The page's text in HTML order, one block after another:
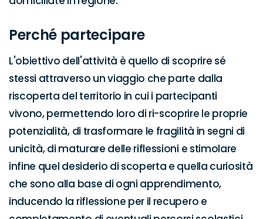
Perché partecipare
L'obiettivo dell'attività è quello di scoprire sé
stessi attraverso un viaggio che parte dalla
riscoperta del territorio in cui i partecipanti
vivono, permettendo loro di ri-scoprire le proprie
potenzialità, di trasformare le fragilità in segni di
unicità, di maturare delle riflessioni e stimolare
infine quel desiderio di scoperta e quella curiosità
che sono alla base di ogni apprendimento,
inducendo la riflessione per il recupero e